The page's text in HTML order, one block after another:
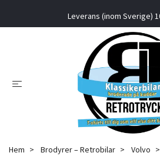
Leverans (inom Sverige)
Hem Brodyrer – Retrobilar Volvo